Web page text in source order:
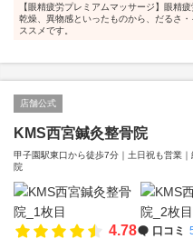
【眼精疲労プレミアムマッサージ】眼精
乾燥、異物感といったものから、だるさ
ススメです。
店舗公式
KMS西宮鍼灸整骨院
甲子園駅東口から徒歩7分｜土日祝も営業
院
4.78 口コミ